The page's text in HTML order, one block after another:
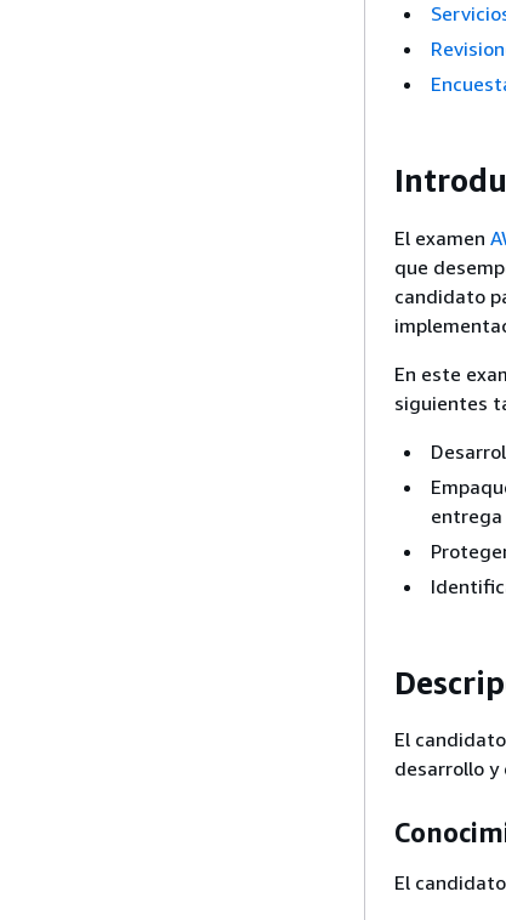
El examen
que
candidato
En este
siguientes
entrega
El
desarrollo y
El